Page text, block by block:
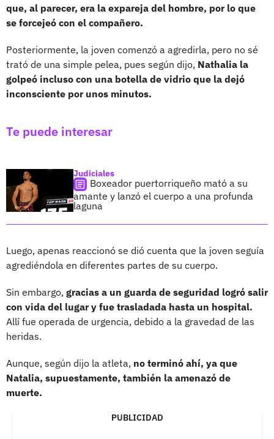
que, al parecer, era la expareja del hombre, por lo que
se forcejeó con el compañero.
Posteriormente, la joven comenzó a agredirla, pero no sé
trató de una simple pelea, pues según dijo, Nathalia la
golpeó incluso con una botella de vidrio que la dejó
inconsciente por unos minutos.
Te puede interesar
Judiciales
Boxeador puertorriqueño mató a su
amante y lanzó el cuerpo a una profunda
laguna
Luego, apenas reaccionó se dió cuenta que la joven seguía
agrediéndola en diferentes partes de su cuerpo.
Sin embargo, gracias a un guarda de seguridad logró salir
con vida del lugar y fue trasladada hasta un hospital.
Allí fue operada de urgencia, debido a la gravedad de las
heridas.
Aunque, según dijo la atleta, no terminó ahí, ya que
Natalia, supuestamente, también la amenazó de
muerte.
PUBLICIDAD